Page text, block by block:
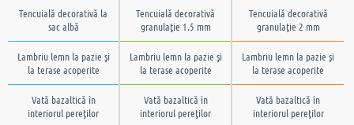
Tencuială decorativă la
sac albă
Tencuială decorativă
granulaţie 1.5 mm
Tencuială decorativă
granulaţie 2 mm
Lambriu lemn la pazie şi
la terase acoperite
Lambriu lemn la pazie şi
la terase acoperite
Lambriu lemn la pazie şi
la terase acoperite
Vată bazaltică în
interiorul pereţilor
Vată bazaltică în
interiorul pereţilor
Vată bazaltică în
interiorul pereţilor